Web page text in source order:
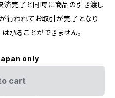
済完了と同時に商品の引き渡し
が行われてお取引が完了となり
は承ることができません。
only
cart